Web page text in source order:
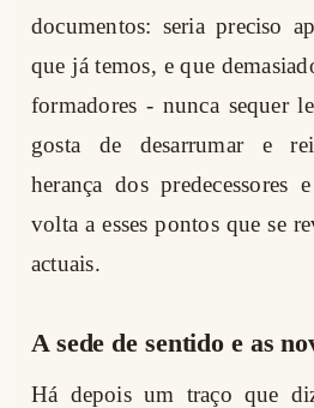
documentos: seria preciso
que já temos, e que
formadores - nunca sequer
gosta de desarrumar e
herança dos predecessores
volta a esses pontos que se
actuais.
A sede de sentido e as
Há depois um traço que